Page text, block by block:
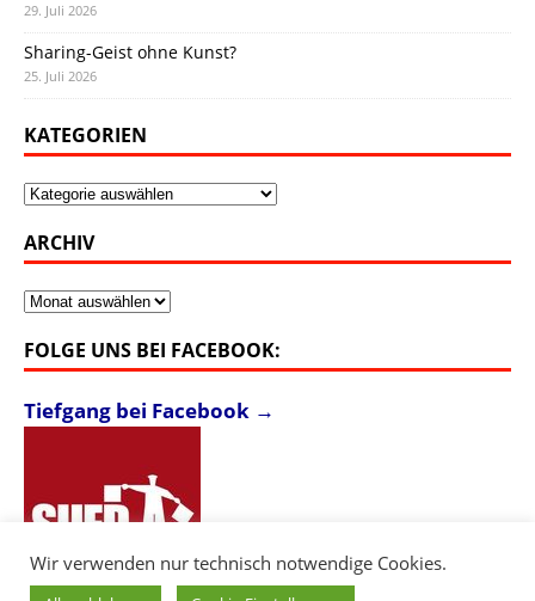
29. Juli 2026
Sharing-Geist ohne Kunst?
25. Juli 2026
KATEGORIEN
Kategorien
ARCHIV
Archiv
FOLGE UNS BEI FACEBOOK:
Tiefgang bei Facebook →
Wir verwenden nur technisch notwendige Cookies.